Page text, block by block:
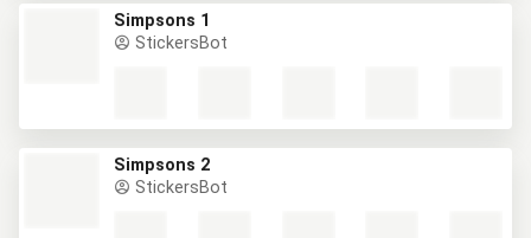
Simpsons 1
StickersBot
Simpsons 2
StickersBot